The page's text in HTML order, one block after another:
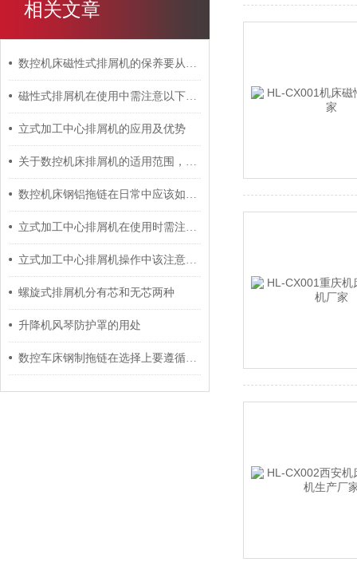
相关文章
数控机床磁性式排屑机的保养要从哪几个方面进行呢？
磁性式排屑机在使用中需注意以下三大事项
立式加工中心排屑机的应用及优势
关于数控机床排屑机的适用范围，以下有着详细说明
数控机床钢铝拖链在日常中应该如何有效维护？
立式加工中心排屑机在使用时需注意些什么事项？
立式加工中心排屑机操作中该注意哪些事项？
螺旋式排屑机分有芯和无芯两种
升降机风琴防护罩的用处
数控车床钢制拖链在选择上要遵循以下原则